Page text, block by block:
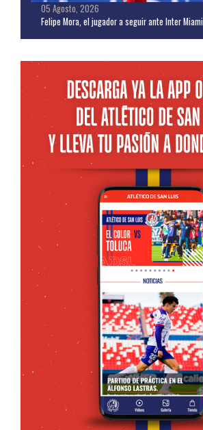
05 Agosto, 2026
Felipe Mora, el jugador a seguir ante Inter Miami